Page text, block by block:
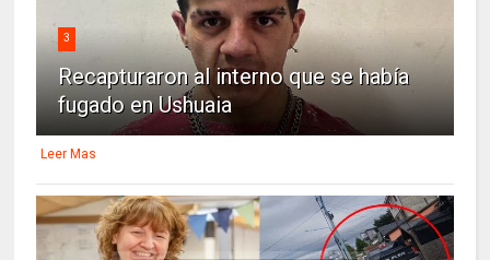
3
Recapturaron al interno que se había
fugado en Ushuaia
Leer Mas